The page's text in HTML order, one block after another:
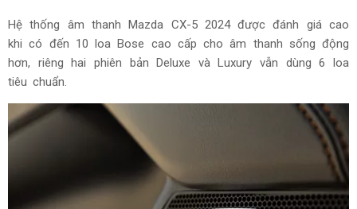
Hệ thống âm thanh Mazda CX-5 2024 được đánh giá cao
khi có đến 10 loa Bose cao cấp cho âm thanh sống động
hơn, riêng hai phiên bản Deluxe và Luxury vẫn dùng 6 loa
tiêu chuẩn.